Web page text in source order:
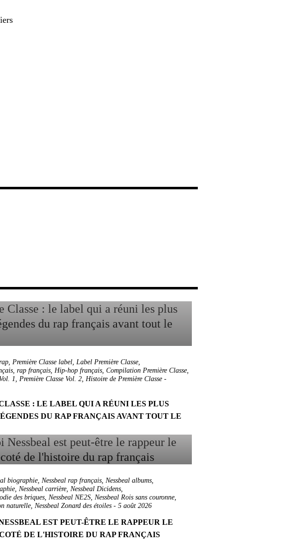
, Première Classe label, Label Première Classe,
, rap français, Hip-hop français, Compilation Première Classe,
1, Première Classe Vol. 2, Histoire de Première Classe -
: LE LABEL QUI A RÉUNI LES PLUS
DU RAP FRANÇAIS AVANT TOUT LE
biographie, Nessbeal rap français, Nessbeal albums,
, Nessbeal carrière, Nessbeal Dicidens,
des briques, Nessbeal NE2S, Nessbeal Rois sans couronne,
naturelle, Nessbeal Zonard des étoiles - 5 août 2026
EST PEUT-ÊTRE LE RAPPEUR LE
DE L'HISTOIRE DU RAP FRANÇAIS